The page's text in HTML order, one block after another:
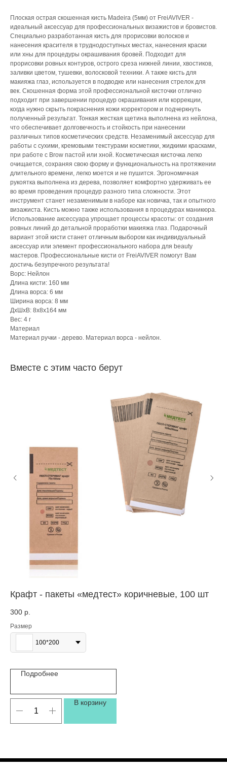
Плоская острая скошенная кисть Madeira (5мм) от FreiAVIVER -
идеальный аксессуар для профессиональных визажистов и бровистов.
Специально разработанная кисть для прорисовки волосков и
нанесения красителя в труднодоступных местах, нанесения краски
или хны для процедуры окрашивания бровей. Подходит для
прорисовки ровных контуров, острого среза нижней линии, хвостиков,
заливки цветом, тушевки, волосковой техники. А также кисть для
макияжа глаз, используется в подводке или нанесения стрелок для
век. Скошенная форма этой профессиональной кисточки отлично
подходит при завершении процедур окрашивания или коррекции,
когда нужно скрыть покраснения кожи корректором и подчеркнуть
полученный результат. Тонкая жесткая щетина выполнена из нейлона,
что обеспечивает долговечность и стойкость при нанесении
различных типов косметических средств. Незаменимый аксессуар для
работы с сухими, кремовыми текстурами косметики, жидкими красками,
при работе с Brow пастой или хной. Косметическая кисточка легко
очищается, сохраняя свою форму и функциональность на протяжении
длительного времени, легко моется и не пушится. Эргономичная
рукоятка выполнена из дерева, позволяет комфортно удерживать ее
во время проведения процедур разного типа сложности. Этот
инструмент станет незаменимым в наборе как новичка, так и опытного
визажиста. Кисть можно также использования в процедурах маникюра.
Использование аксессуара упрощает процессы красоты: от создания
ровных линий до детальной проработки макияжа глаз. Подарочный
вариант этой кисти станет отличным выбором как индивидуальный
аксессуар или элемент профессионального набора для beauty
мастеров. Профессиональные кисти от FreiAVIVER помогут Вам
достичь безупречного результата!
Ворс: Нейлон
Длина кисти: 160 мм
Длина ворса: 6 мм
Ширина ворса: 8 мм
ДxШxВ: 8x8x164 мм
Вес: 4 г
Материал
Материал ручки - дерево. Материал ворса - нейлон.
Вместе с этим часто берут
Крафт - пакеты «медтест» коричневые, 100 шт
300 р.
Размер
100*200
Подробнее
В корзину